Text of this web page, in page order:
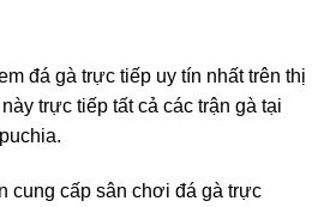
đá gà trực tiếp uy tín nhất trên thị
trực tiếp tất cả các trận gà tại
cung cấp sân chơi đá gà trực